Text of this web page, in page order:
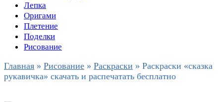
Лепка
Оригами
Плетение
Поделки
Рисование
Главная » Рисование » Раскраски » Раскраски «сказка
рукавичка» скачать и распечатать бесплатно